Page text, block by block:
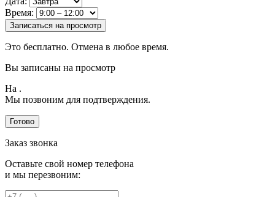
Время:
Записаться на просмотр
Это бесплатно. Отмена в любое время.
Вы записаны на просмотр
На .
Мы позвоним для подтверждения.
Готово
Заказ звонка
Оставьте свой номер телефона
и мы перезвоним: